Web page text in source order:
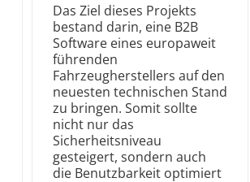
Das Ziel dieses Projekts
bestand darin, eine B2B
Software eines europaweit
führenden
Fahrzeugherstellers auf den
neuesten technischen Stand
zu bringen. Somit sollte
nicht nur das
Sicherheitsniveau
gesteigert, sondern auch
die Benutzbarkeit optimiert